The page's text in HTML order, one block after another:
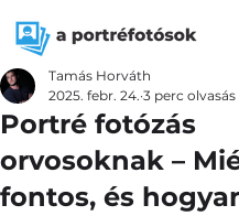
Portré fotózás
orvosoknak –
fontos, és
Tamás Horváth
2025. febr. 24. 3 perc olvasás